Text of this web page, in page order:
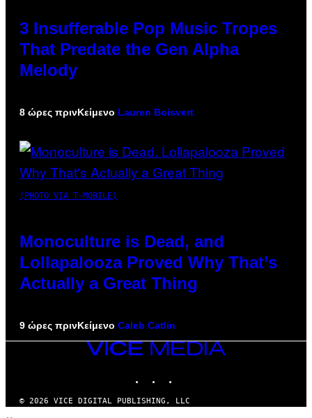
3 Insufferable Pop Music Tropes
That Predate the Gen Alpha
Melody
8 ώρες πρινΚείμενο Lauren Boisvert
(PHOTO VIA T-MOBILE)
Monoculture is Dead, and
Lollapalooza Proved Why That’s
Actually a Great Thing
9 ώρες πρινΚείμενο Caleb Catlin
VICE
MEDIA
© 2026 VICE DIGITAL PUBLISHING, LLC